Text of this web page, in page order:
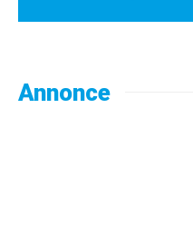
Annonce